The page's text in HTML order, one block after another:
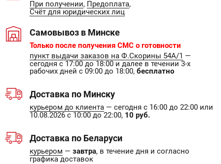
При получении, Предоплата,
Счёт для юридических лиц
Самовывоз в Минске
Только после получения СМС о готовности
пункт выдачи заказов на Ф.Скорины 54А/1 —
сегодня с 17:00 до 18:00 и далее в течении 3-х
рабочих дней с 09:00 до 18:00, бесплатно
Доставка по Минску
курьером до клиента — сегодня с 16:00 до 22:00 или
10.08.2026 с 10:00 до 22:00, 10 руб.
Доставка по Беларуси
курьером — завтра, в течение дня и согласно
графика доставок